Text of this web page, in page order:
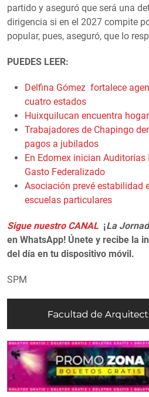
partido y aseguró que será una
dirigencia si en el 2027 compite
popular, pues, aseguró, que lo
PUEDES LEER:
Delfina Gómez fortalece
cuatro estados
Huixquilucan encuentra
Trabajadores de Chapingo
pagos a jubilados
En Edomex inician Auditorías
Gasto Federalizado
Asociación prevé estabilidad
escuelas particulares
Sigue nuestro CANAL ¡La
en WhatsApp! Únete y recibe la
del día en tu dispositivo móvil.
SPM